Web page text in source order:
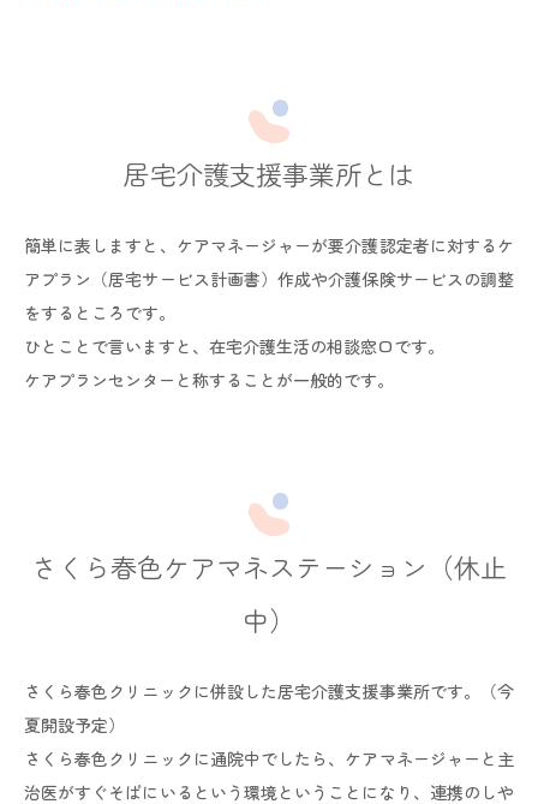
居宅介護支援事業所とは
簡単に表しますと、ケアマネージャーが要介護認定者に対するケ
アプラン（居宅サービス計画書）作成や介護保険サービスの調整
をするところです。
ひとことで言いますと、在宅介護生活の相談窓口です。
ケアプランセンターと称することが一般的です。
さくら春色ケアマネステーション（休止
中）
さくら春色クリニックに併設した居宅介護支援事業所です。（今
夏開設予定）
さくら春色クリニックに通院中でしたら、ケアマネージャーと主
治医がすぐそばにいるという環境ということになり、連携のしや